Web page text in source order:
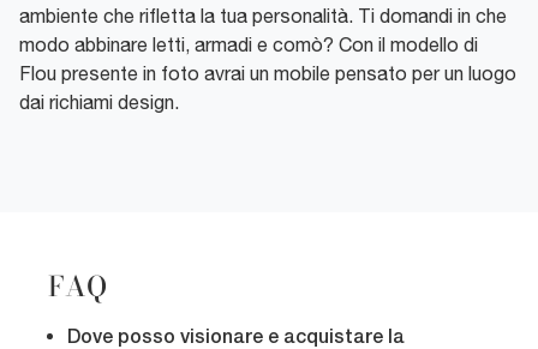
ambiente che rifletta la tua personalità. Ti domandi in che
modo abbinare letti, armadi e comò? Con il modello di
Flou presente in foto avrai un mobile pensato per un luogo
dai richiami design.
FAQ
Dove posso visionare e acquistare la